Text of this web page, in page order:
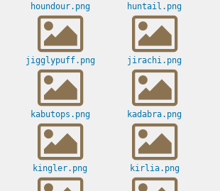
houndour.png huntail.png
jigglypuff.png jirachi.png
kabutops.png kadabra.png
kingler.png kirlia.png